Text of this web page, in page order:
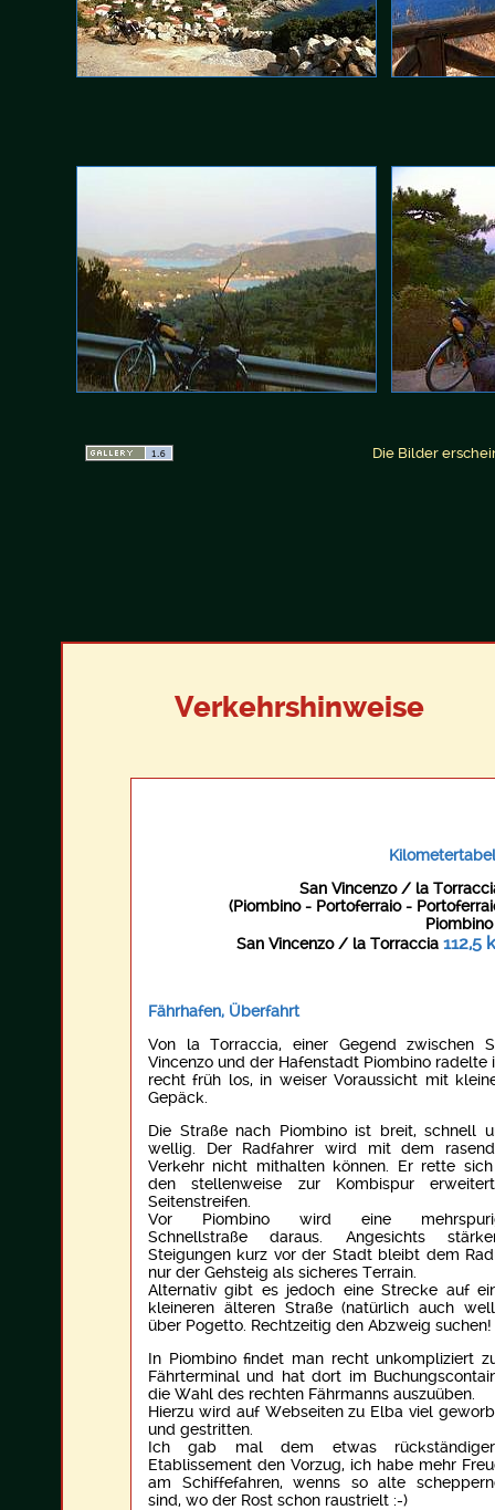
Verkehrshinweise
San Vincenzo / la
(Piombino - Portoferraio -
San Vincenzo / la Torraccia 112,5
Fährhafen, Überfahrt
Von la Torraccia, einer Gegend zwischen
Vincenzo und der Hafenstadt Piombino radelte
recht früh los, in weiser Voraussicht mit
Gepäck.
Die Straße nach Piombino ist breit, schnell
wellig. Der Radfahrer wird mit dem
Verkehr nicht mithalten können. Er rette
den stellenweise zur Kombispur
Seitenstreifen.
Vor Piombino wird eine
Schnellstraße daraus. Angesichts
Steigungen kurz vor der Stadt bleibt dem
nur der Gehsteig als sicheres Terrain.
Alternativ gibt es jedoch eine Strecke auf
kleineren älteren Straße (natürlich auch
über Pogetto. Rechtzeitig den Abzweig suchen!
In Piombino findet man recht unkompliziert
Fährterminal und hat dort im
die Wahl des rechten Fährmanns auszuüben.
Hierzu wird auf Webseiten zu Elba viel
und gestritten.
Ich gab mal dem etwas
Etablissement den Vorzug, ich habe mehr
am Schiffefahren, wenns so alte
sind, wo der Rost schon raustrielt :-)